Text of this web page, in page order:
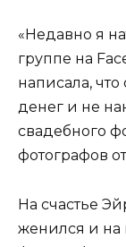
«Недавно я
группе на
написала,
денег и не
свадебного
фотографов
На счастье
женился и на